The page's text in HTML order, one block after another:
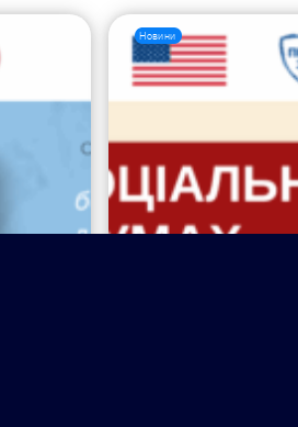
Новини